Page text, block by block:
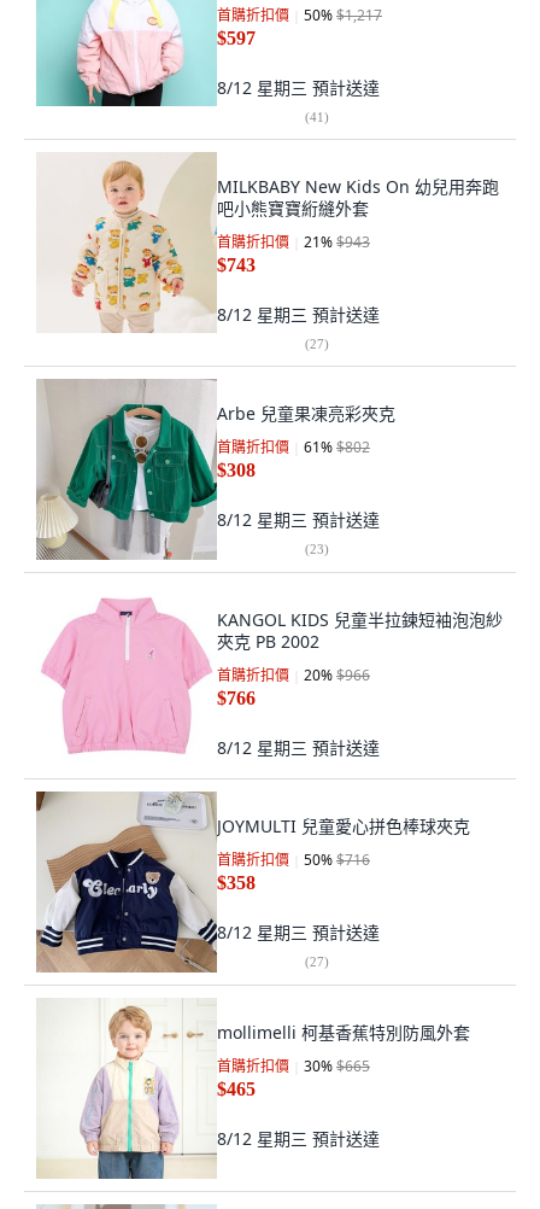
首購折扣價 50%$1,217
$597
8/12 星期三 預計送達
(41)
MILKBABY New Kids On 幼兒用奔跑
吧小熊寶寶絎縫外套
首購折扣價 21%$943
$743
8/12 星期三 預計送達
(27)
Arbe 兒童果凍亮彩夾克
首購折扣價 61%$802
$308
8/12 星期三 預計送達
(23)
KANGOL KIDS 兒童半拉鍊短袖泡泡紗
夾克 PB 2002
首購折扣價 20%$966
$766
8/12 星期三 預計送達
JOYMULTI 兒童愛心拼色棒球夾克
首購折扣價 50%$716
$358
8/12 星期三 預計送達
(27)
mollimelli 柯基香蕉特別防風外套
首購折扣價 30%$665
$465
8/12 星期三 預計送達